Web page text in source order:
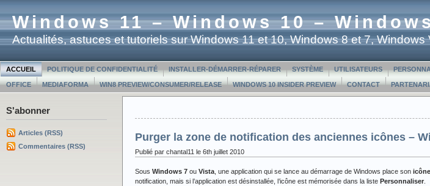
Windows 11 – Windows 10 –
Actualités, astuces et tutoriels sur Windows 11 et 10, Windows 8 et 7, Windows
ACCUEIL POLITIQUE DE CONFIDENTIALITÉ INSTALLER-DÉMARRER-RÉPARER SYSTÈME UTILISATEURS
OFFICE MEDIAFORMA WIN8 PREVIEW/CONSUMER/RELEASE WINDOWS 10 INSIDER PREVIEW CONTACT
S'abonner
Articles (RSS)
Commentaires (RSS)
Purger la zone de notification des anciennes icônes –
Publié par chantal11 le 6th juillet 2010
Sous Windows 7 ou Vista , une application qui se lance au démarrage de Windows place son icône
notification, mais si l’application est désinstallée, l’icône est mémorisée dans la liste Personnaliser